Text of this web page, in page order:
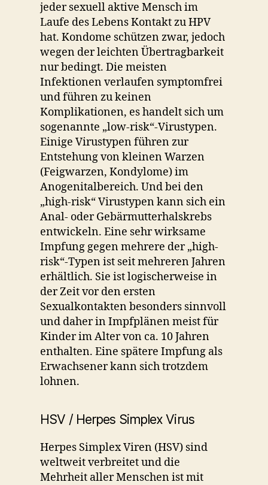
jeder sexuell aktive Mensch im
Laufe des Lebens Kontakt zu HPV
hat. Kondome schützen zwar, jedoch
wegen der leichten Übertragbarkeit
nur bedingt. Die meisten
Infektionen verlaufen symptomfrei
und führen zu keinen
Komplikationen, es handelt sich um
sogenannte „low-risk“-Virustypen.
Einige Virustypen führen zur
Entstehung von kleinen Warzen
(Feigwarzen, Kondylome) im
Anogenitalbereich. Und bei den
„high-risk“ Virustypen kann sich ein
Anal- oder Gebärmutterhalskrebs
entwickeln. Eine sehr wirksame
Impfung gegen mehrere der „high-
risk“-Typen ist seit mehreren Jahren
erhältlich. Sie ist logischerweise in
der Zeit vor den ersten
Sexualkontakten besonders sinnvoll
und daher in Impfplänen meist für
Kinder im Alter von ca. 10 Jahren
enthalten. Eine spätere Impfung als
Erwachsener kann sich trotzdem
lohnen.
HSV / Herpes Simplex Virus
Herpes Simplex Viren (HSV) sind
weltweit verbreitet und die
Mehrheit aller Menschen ist mit